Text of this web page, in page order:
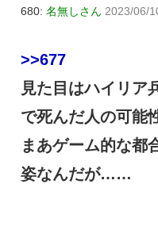
680: 名無しさん 2023/06/
>>677
見た目はハイリア
で死んだ人の可能
まあゲーム的な都
姿なんだが……